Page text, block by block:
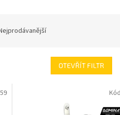
OTEVŘÍT FILTR